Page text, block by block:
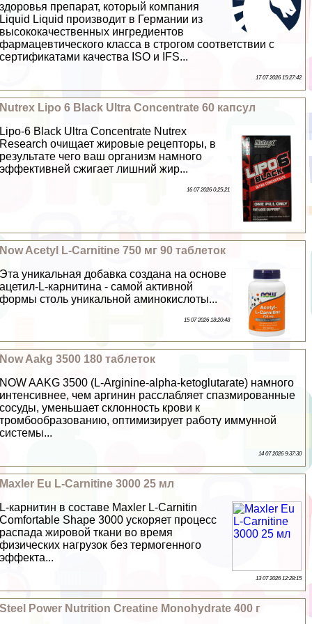
здоровья препарат, который компания
Liquid Liquid производит в Германии из
высококачественных ингредиентов
фармацевтического класса в строгом соответствии с
сертификатами качества ISO и IFS...
17 07 2026 15:27:42
Nutrex Lipo 6 Black Ultra Concentrate 60 капсул
Lipo-6 Black Ultra Concentrate Nutrex
Research очищает жировые рецепторы, в
результате чего ваш организм намного
эффективней сжигает лишний жир...
16 07 2026 0:25:21
Now Acetyl L-Carnitine 750 мг 90 таблеток
Эта уникальная добавка создана на основе
ацетил-L-карнитина - самой активной
формы столь уникальной аминокислоты...
15 07 2026 18:20:48
Now Aakg 3500 180 таблеток
NOW AAKG 3500 (L-Arginine-alpha-ketoglutaratе) намного
интенсивнее, чем аргинин расслабляет спазмированные
сосуды, уменьшает склонность крови к
тромбообразованию, оптимизирует работу иммунной
системы...
14 07 2026 9:37:30
Maxler Eu L-Carnitine 3000 25 мл
L-карнитин в составе Maxler L-Carnitin
Comfortable Shape 3000 ускоряет процесс
распада жировой ткани во время
физических нагрузок без термогенного
эффекта...
13 07 2026 12:28:15
Steel Power Nutrition Creatine Monohydrate 400 г